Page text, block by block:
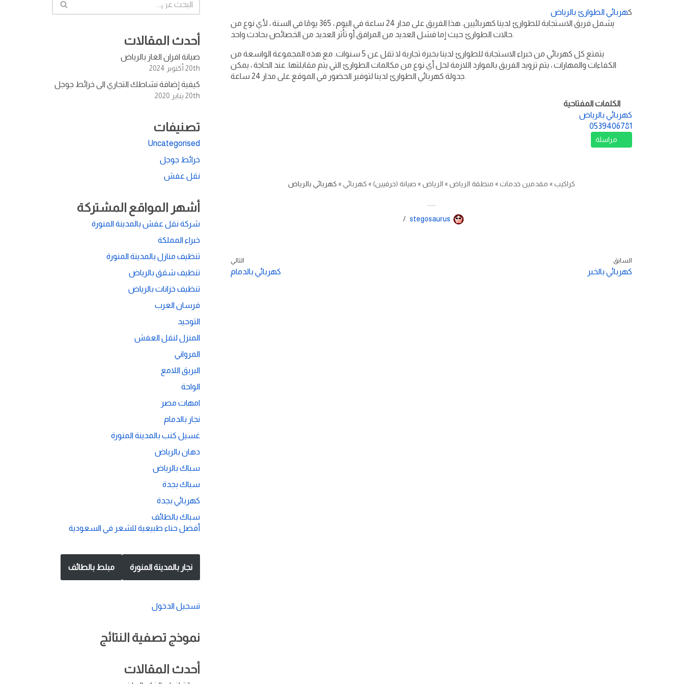
كهربائي الطوارئ بالرياض
يشمل فريق الاستجابة للطوارئ لدينا كهربائيين. هذا الفريق على مدار 24 ساعة في اليوم ، 365 يومًا في السنة ، لأي نوع من
حالات الطوارئ حيث إما فشل العديد من المرافق أو تأثر العديد من الخصائص بحادث واحد.
يتمتع كل كهربائي من خبراء الاستجابة للطوارئ لدينا بخبرة تجارية لا تقل عن 5 سنوات. مع هذه المجموعة الواسعة من
الكفاءات والمهارات ، يتم تزويد الفريق بالموارد اللازمة لحل أي نوع من مكالمات الطوارئ التي يتم مقابلتها. عند الحاجة ، يمكن
جدولة كهربائي الطوارئ لدينا لتوفير الحضور في الموقع على مدار 24 ساعة.
الكلمات المفتاحية
كهربائي بالرياض
0539406781
مراسلة
كراكيب» مقدمين خدمات» منطقة الرياض» الرياض» صيانة (حرفيين)» كهربائي» كهربائي بالرياض
كهربائي بالرياض
stegosaurus
السابق
كهربائي بالخبر
التالي
كهربائي بالدمام
أحدث المقالات
صيانة افران الغاز بالرياض
20th أكتوبر 2024
كيفية إضافة نشاطك التجاري الى خرائط جوجل
20th يناير 2020
تصنيفات
Uncategorised
خرائط جوجل
نقل عفش
أشهر المواقع المشتركة
شركة نقل عفش بالمدينة المنورة
خبراء المملكة
تنظيف منازل بالمدينة المنورة
تنظيف شقق بالرياض
تنظيف خزانات بالرياض
فرسان العرب
التوحيد
المنزل لنقل العفش
المرواني
البريق اللامع
الواحة
امهات مصر
نجار بالدمام
غسيل كنب بالمدينة المنورة
دهان بالرياض
سباك بالرياض
سباك بجدة
كهربائي بجدة
سباك بالطائف
أفضل حناء طبيعية للشعر في السعودية
نجار بالمدينة المنورة مبلط بالطائف
تسجيل الدخول
نموذج تصفية النتائج
أحدث المقالات